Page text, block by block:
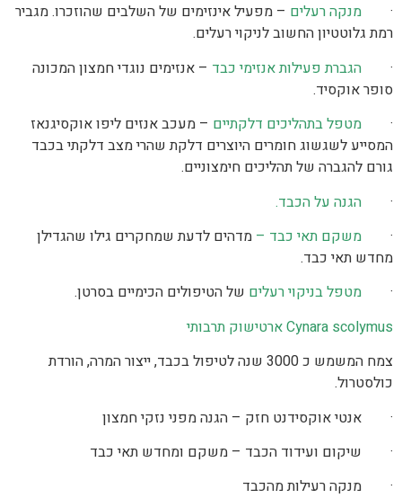
· מנקה רעלים – מפעיל אינזימים של השלבים שהוזכרו. מגביר
רמת גלוטטיון החשוב לניקוי רעלים.
·
הגברת פעילות אנזימי כבד – אנזימים נוגדי חמצון המכונה
סופר אוקסיד.
· מטפל בתהליכים דלקתיים – מעכב אנזים ליפו אוקסיגנאז
המסייע לשגשוג חומרים היוצרים דלקת שהרי מצב דלקתי בכבד
גורם להגברה של תהליכים חימצוניים.
· הגנה על הכבד.
· משקם תאי כבד – מדהים לדעת שמחקרים גילו שהגדילן
מחדש תאי כבד.
· מטפל בניקוי רעלים של הטיפולים הכימיים בסרטן.
Cynara scolymus ארטישוק תרבותי
צמח המשמש כ 3000 שנה לטיפול בכבד, ייצור המרה, הורדת
כולסטרול.
· אנטי אוקסידנט חזק – הגנה מפני נזקי חמצון
· שיקום ועידוד הכבד – משקם ומחדש תאי כבד
· מנקה רעילות מהכבד